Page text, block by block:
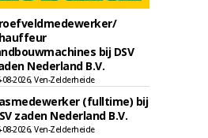
bij DSV
Nederland B.V.
08-2026, Ven-Zelderheide
(fulltime) bij
zaden Nederland B.V.
08-2026, Ven-Zelderheide